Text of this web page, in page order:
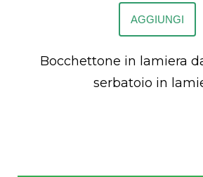
AGGIUNGI
Bocchettone in lamiera
serbatoio in